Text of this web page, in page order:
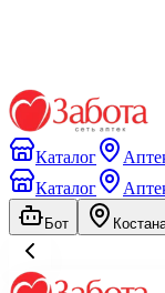
Каталог
Каталог
Бот